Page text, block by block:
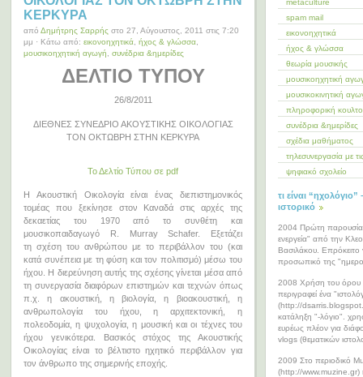
ΚΕΡΚΥΡΑ
από Δημήτρης Σαρρής στο 27, Αύγουστος, 2011 στις 7:20
μμ · Κάτω από: εικονοηχητικά ήχος & γλώσσα
μουσικοηχητική αγωγή
συνέδρια &ημερίδες
ΔΕΛΤΙΟ ΤΥΠΟΥ
26/8/2011
ΔΙΕΘΝΕΣ ΣΥΝΕΔΡΙΟ ΑΚΟΥΣΤΙΚΗΣ ΟΙΚΟΛΟΓΙΑΣ
ΤΟΝ ΟΚΤΩΒΡΗ ΣΤΗΝ ΚΕΡΚΥΡΑ
Το Δελτίο Τύπου σε pdf
Η Ακουστική Οικολογία είναι ένας διεπιστημονικός
τομέας που ξεκίνησε στον Καναδά στις αρχές της
δεκαετίας του 1970 από το συνθέτη και
μουσικοπαιδαγωγό R. Murray Schafer. Εξετάζει
τη σχέση του ανθρώπου με το περιβάλλον του (και
κατά συνέπεια με τη φύση και τον πολιτισμό) μέσω του
ήχου. Η διερεύνηση αυτής της σχέσης γίνεται μέσα από
τη συνεργασία διαφόρων επιστημών και τεχνών όπως
π.χ. η ακουστική, η βιολογία, η βιοακουστική, η
ανθρωπολογία του ήχου, η αρχιτεκτονική, η
πολεοδομία, η ψυχολογία, η μουσική και οι τέχνες του
ήχου γενικότερα. Βασικός στόχος της Ακουστικής
Οικολογίας είναι το βέλτιστο ηχητικό περιβάλλον για
τον άνθρωπο της σημερινής εποχής.
metaculture
spam mail
εικονοηχητικά
ήχος & γλώσσα
θεωρία μουσικής
μουσικοηχητική
μουσικοκινητική
πληροφορική
συνέδρια &ημερίδες
σχέδια μαθήματος
τηλεσυνεργασία με
ψηφιακό σχολείο
τι είναι “ηχολόγιο”
ιστορικό
2004 Πρώτη παρουσία
ενεργεία" από την
Βασιλάκου. Επρόκειτο
προσωπικό της
2008 Χρήση του όρου
περιγραφεί ένα
(http://
κατάληξη "-λόγιο".
ευρέως πλέον για
vlogs (θεματικών
2009 Στο περιοδικό
(http://www.muzine.gr)